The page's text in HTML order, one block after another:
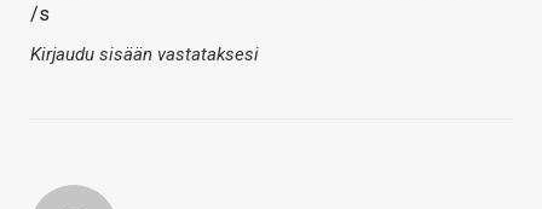
/s
Kirjaudu sisään vastataksesi